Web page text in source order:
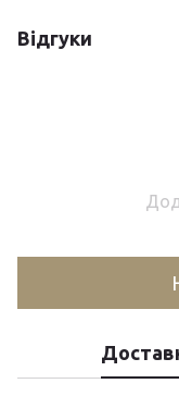
Відгуки